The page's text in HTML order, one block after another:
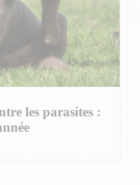
les parasites :